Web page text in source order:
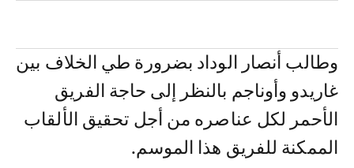
وطالب أنصار الوداد بضرورة طي الخلاف بين
غاريدو وأوناجم بالنظر إلى حاجة الفريق
الأحمر لكل عناصره من أجل تحقيق الألقاب
الممكنة للفريق هذا الموسم.